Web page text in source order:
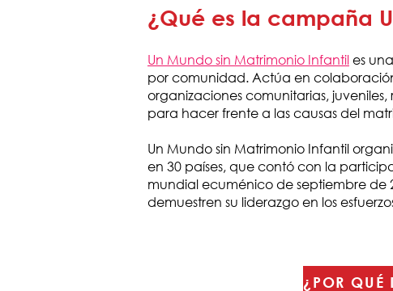
¿Qué es la campaña
Un Mundo sin Matrimonio Infantiles
por comunidad. Actúa en
organizaciones comunitarias,
para hacer frente a las causas del
Un Mundo sin Matrimonio Infantil
en 30 países, que contó con la
mundial ecuménico de septiembre de
demuestren su liderazgo en los
¿POR QUÉ